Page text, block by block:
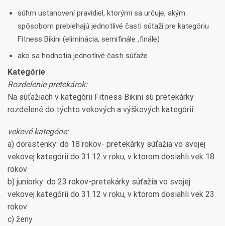
súhrn ustanovení pravidiel, ktorými sa určuje, akým
spôsobom prebiehajú jednotlivé časti súťaží pre kategóriu
Fitness Bikini (eliminácia, semifinále ,finále)
ako sa hodnotia jednotlivé časti súťaže
Kategórie
Rozdelenie pretekárok:
Na súťažiach v kategórii Fitness Bikini sú pretekárky
rozdelené do týchto vekových a výškových kategórii:
vekové kategórie:
a) dorastenky: do 18 rokov- pretekárky súťažia vo svojej
vekovej kategórii do 31.12 v roku, v ktorom dosiahli vek 18
rokov
b) juniorky: do 23 rokov-pretekárky súťažia vo svojej
vekovej kategórii do 31.12 v roku, v ktorom dosiahli vek 23
rokov
c) ženy